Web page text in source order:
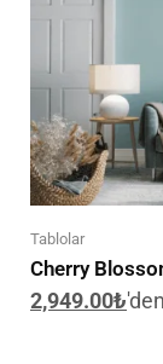
Tablolar
Cherry
2,949.00₺